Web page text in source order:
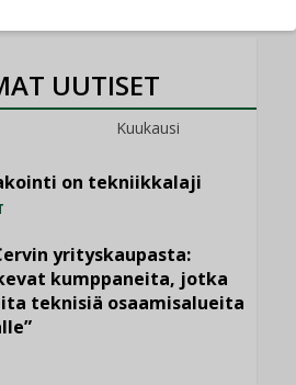
UUTISET
Kuukausi
on tekniikkalaji
yrityskaupasta:
kumppaneita, jotka
teknisiä osaamisalueita